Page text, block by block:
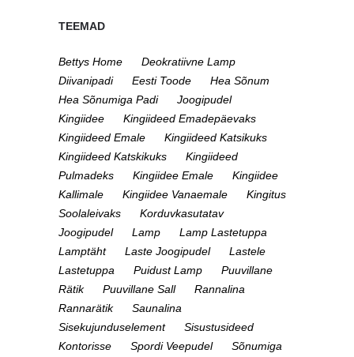
TEEMAD
Bettys Home
Deokratiivne Lamp
Diivanipadi
Eesti Toode
Hea Sõnum
Hea Sõnumiga Padi
Joogipudel
Kingiidee
Kingiideed Emadepäevaks
Kingiideed Emale
Kingiideed Katsikuks
Kingiideed Katskikuks
Kingiideed
Pulmadeks
Kingiidee Emale
Kingiidee
Kallimale
Kingiidee Vanaemale
Kingitus
Soolaleivaks
Korduvkasutatav
Joogipudel
Lamp
Lamp Lastetuppa
Lamptäht
Laste Joogipudel
Lastele
Lastetuppa
Puidust Lamp
Puuvillane
Rätik
Puuvillane Sall
Rannalina
Rannarätik
Saunalina
Sisekujunduselement
Sisustusideed
Kontorisse
Spordi Veepudel
Sõnumiga